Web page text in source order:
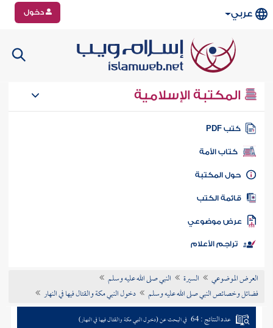
عربي دخول
المكتبة الإسلامية
كتب PDF
كتاب الأمة
المكتبة
الكتب
موضوعي
تراجم الأعلام
العرض الموضوعي السيرة
النبي صلى الله عليه وسلم
فضائل وخصائص النبي صلى الله عليه وسلم
دخول النبي مكة والقتال فيها في النهار
عدد النتائج : 64 في البحث عن (دخول النبي مكة والقتال فيها في النهار)